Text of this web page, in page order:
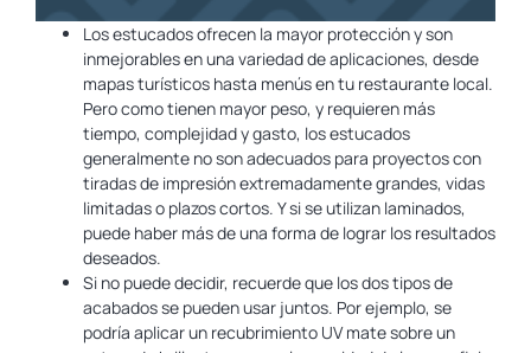
Los estucados ofrecen la mayor protección y son
inmejorables en una variedad de aplicaciones, desde
mapas turísticos hasta menús en tu restaurante local.
Pero como tienen mayor peso, y requieren más
tiempo, complejidad y gasto, los estucados
generalmente no son adecuados para proyectos con
tiradas de impresión extremadamente grandes, vidas
limitadas o plazos cortos. Y si se utilizan laminados,
puede haber más de una forma de lograr los resultados
deseados.
Si no puede decidir, recuerde que los dos tipos de
acabados se pueden usar juntos. Por ejemplo, se
podría aplicar un recubrimiento UV mate sobre un